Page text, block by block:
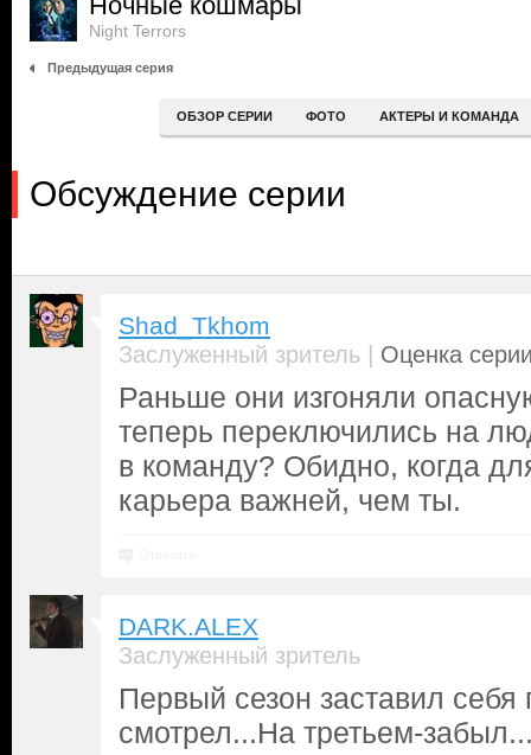
Night Terrors
Предыдущая серия
ОБЗОР СЕРИИ ФОТО АКТЕРЫ И КОМАНДА
Обсуждение серии
Shad_Tkhom
Заслуженный зритель | Оценка
Раньше они изгоняли
теперь переключились на
в команду? Обидно, когда
карьера важней, чем ты.
DARK.ALEX
Заслуженный зритель
Первый сезон заставил себя
смотрел...На третьем-